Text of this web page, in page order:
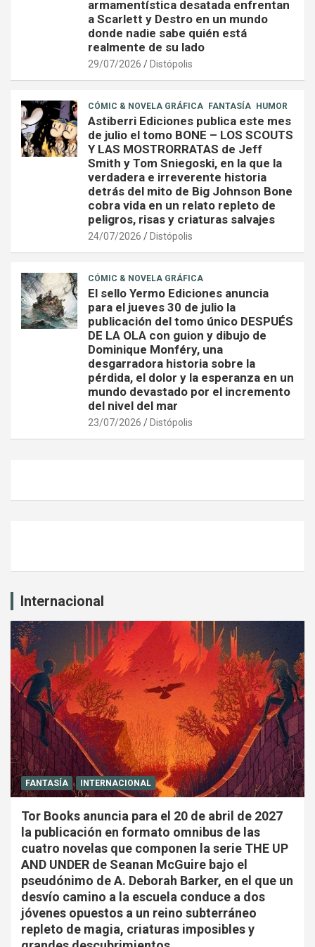
armamentística desatada enfrentan
a Scarlett y Destro en un mundo
donde nadie sabe quién está
realmente de su lado
29/07/2026 Distópolis
CÓMIC & NOVELA GRÁFICA FANTASÍA HUMOR
Astiberri Ediciones publica este mes
de julio el tomo BONE – LOS SCOUTS
Y LAS MOSTRORRATAS de Jeff
Smith y Tom Sniegoski, en la que la
verdadera e irreverente historia
detrás del mito de Big Johnson Bone
cobra vida en un relato repleto de
peligros, risas y criaturas salvajes
24/07/2026 Distópolis
CÓMIC & NOVELA GRÁFICA
El sello Yermo Ediciones anuncia
para el jueves 30 de julio la
publicación del tomo único DESPUÉS
DE LA OLA con guion y dibujo de
Dominique Monféry, una
desgarradora historia sobre la
pérdida, el dolor y la esperanza en un
mundo devastado por el incremento
del nivel del mar
23/07/2026 Distópolis
Internacional
FANTASÍA INTERNACIONAL
Tor Books anuncia para el 20 de abril de 2027
la publicación en formato omnibus de las
cuatro novelas que componen la serie THE UP
AND UNDER de Seanan McGuire bajo el
pseudónimo de A. Deborah Barker, en el que un
desvío camino a la escuela conduce a dos
jóvenes opuestos a un reino subterráneo
repleto de magia, criaturas imposibles y